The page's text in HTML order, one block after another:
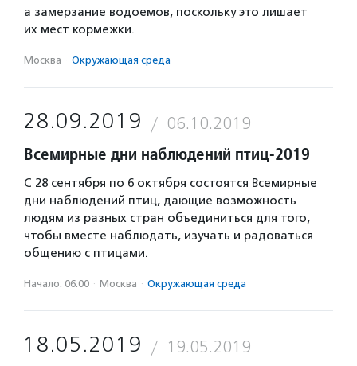
а замерзание водоемов, поскольку это лишает
их мест кормежки.
Москва · Окружающая среда
28.09.2019 06.10.2019
Всемирные дни наблюдений птиц-2019
С 28 сентября по 6 октября состоятся Всемирные
дни наблюдений птиц, дающие возможность
людям из разных стран объединиться для того,
чтобы вместе наблюдать, изучать и радоваться
общению с птицами.
Начало: 06:00 · Москва · Окружающая среда
18.05.2019 19.05.2019